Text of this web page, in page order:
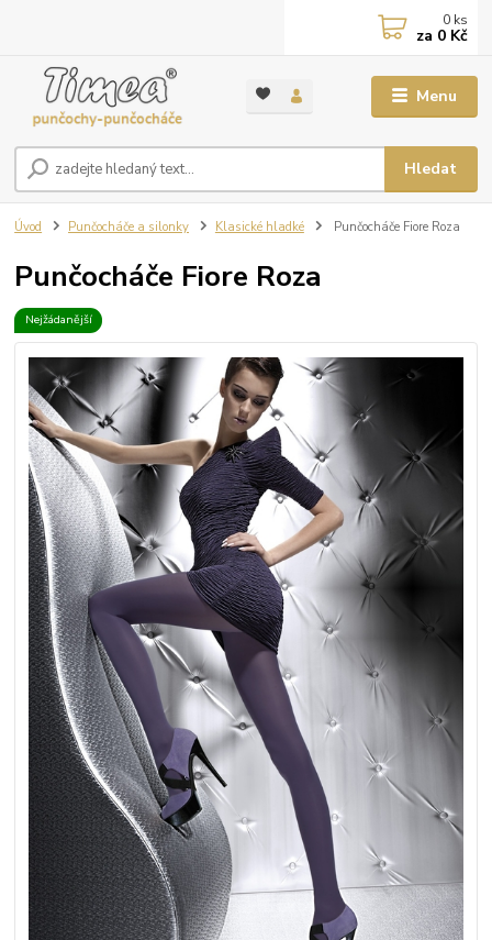
Menu
Hledat
0 ks
za 0 Kč
Úvod Punčocháče a silonky Klasické hladké Punčocháče Fiore Roza
Punčocháče Fiore Roza
Nejžádanější